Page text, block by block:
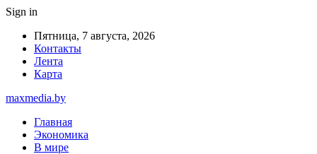
Sign in
Пятница, 7 августа, 2026
Контакты
Лента
Карта
maxmedia.by
Главная
Экономика
В мире